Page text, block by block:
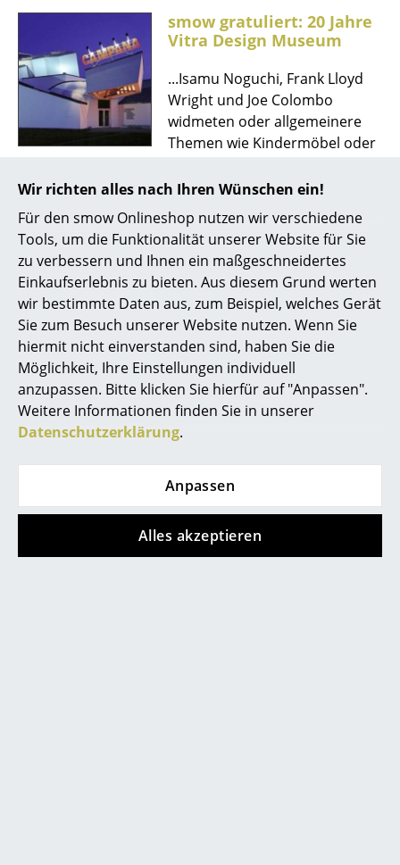
Wir richten alles nach Ihren Wünschen ein!
Für den smow Onlineshop nutzen wir verschiedene
Tools, um die Funktionalität unserer Website für Sie
zu verbessern und Ihnen ein maßgeschneidertes
Einkaufserlebnis zu bieten. Aus diesem Grund werten
wir bestimmte Daten aus, zum Beispiel, welches Gerät
Sie zum Besuch unserer Website nutzen. Wenn Sie
hiermit nicht einverstanden sind, haben Sie die
Möglichkeit, Ihre Einstellungen individuell
anzupassen. Bitte klicken Sie hierfür auf "Anpassen".
Weitere Informationen finden Sie in unserer
Datenschutzerklärung.
Anpassen
Alles akzeptieren
Wandleuchten
Outdoor-Leuchten
Akkuleuchten
... alle Leuchten
Doppelbetten
Einzelbetten
Stapelbetten
Kinderbetten
Nachttische & Bettzubehör
... alle Betten
Accessoires
Figuren & Miniaturen
Vasen
smow gratuliert: 20 Jahre
Vitra Design Museum
...Isamu Noguchi, Frank Lloyd
Wright und Joe Colombo
widmeten oder allgemeinere
Themen wie Kindermöbel oder
New York Tales: Greene
Street
...Das Geschäft liegt in der Nähe
vom NYC Flagshipstore des
britischen Modedesigners Paul
Smith; der zur New York Design
Week eine der schönsten
Fenstergestaltungen mit Joe
Colombo Lampen entworfen
hat...
Alle 'Joe Colombo' Posts